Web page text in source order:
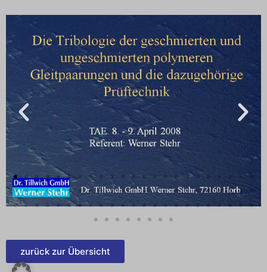
zurück zur Übersicht